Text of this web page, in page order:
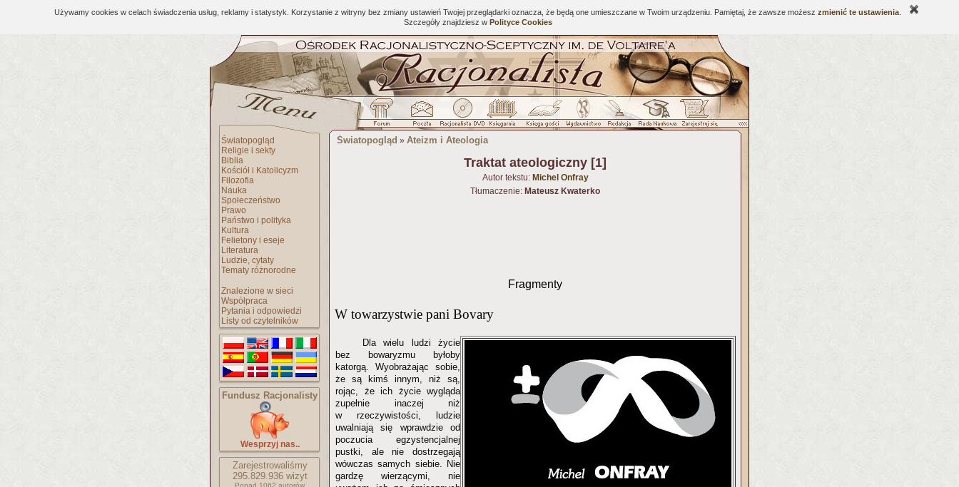
Używamy cookies w celach świadczenia usług, reklamy i statystyk. Korzystanie z witryny bez zmiany ustawień Twojej przeglądarki oznacza, że będą one umieszczane w Twoim urządzeniu. Pamiętaj, że zawsze możesz zmienić te ustawienia
Szczegóły znajdziesz w Polityce Cookies
Światopogląd
Religie i sekty
Biblia
Kościół i Katolicyzm
Filozofia
Nauka
Społeczeństwo
Prawo
Państwo i polityka
Kultura
Felietony i eseje
Literatura
Ludzie, cytaty
Tematy różnorodne
Znalezione w sieci
Współpraca
Pytania i odpowiedzi
Listy od czytelników
Fundusz Racjonalisty
Wesprzyj nas..
Zarejestrowaliśmy
295.829.936wizyt
Ponad 1062 autorów
Światopogląd » Ateizm i Ateologia
Traktat ateologiczny [1]
Autor tekstu: Michel Onfray
Tłumaczenie: Mateusz Kwaterko
Fragmenty
W towarzystwie pani Bovary
Dla wielu ludzi życie
bez bowaryzmu byłoby
katorgą. Wyobrażając sobie,
że są kimś innym, niż są,
rojąc, że ich życie wygląda
zupełnie inaczej niż
w rzeczywistości, ludzie
uwalniają się wprawdzie od
poczucia egzystencjalnej
pustki, ale nie dostrzegają
wówczas samych siebie. Nie
gardzę wierzącymi, nie